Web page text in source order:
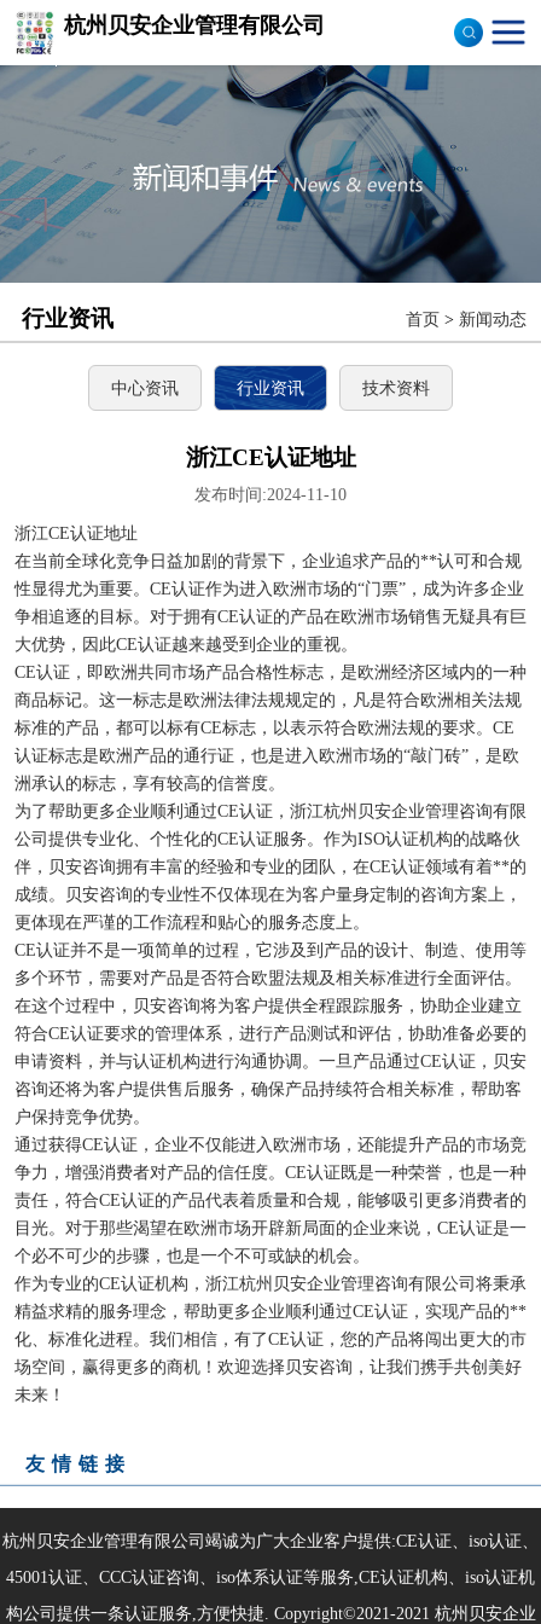
杭州贝安企业管理有限公司
行业资讯 首页 > 新闻动态
中心资讯 行业资讯 技术资料
浙江CE认证地址
发布时间:2024-11-10
浙江CE认证地址
在当前全球化竞争日益加剧的背景下，企业追求产品的**认可和合规
性显得尤为重要。CE认证作为进入欧洲市场的“门票”，成为许多企业
争相追逐的目标。对于拥有CE认证的产品在欧洲市场销售无疑具有巨
大优势，因此CE认证越来越受到企业的重视。
CE认证，即欧洲共同市场产品合格性标志，是欧洲经济区域内的一种
商品标记。这一标志是欧洲法律法规规定的，凡是符合欧洲相关法规
标准的产品，都可以标有CE标志，以表示符合欧洲法规的要求。CE
认证标志是欧洲产品的通行证，也是进入欧洲市场的“敲门砖”，是欧
洲承认的标志，享有较高的信誉度。
为了帮助更多企业顺利通过CE认证，浙江杭州贝安企业管理咨询有限
公司提供专业化、个性化的CE认证服务。作为ISO认证机构的战略伙
伴，贝安咨询拥有丰富的经验和专业的团队，在CE认证领域有着**的
成绩。贝安咨询的专业性不仅体现在为客户量身定制的咨询方案上，
更体现在严谨的工作流程和贴心的服务态度上。
CE认证并不是一项简单的过程，它涉及到产品的设计、制造、使用等
多个环节，需要对产品是否符合欧盟法规及相关标准进行全面评估。
在这个过程中，贝安咨询将为客户提供全程跟踪服务，协助企业建立
符合CE认证要求的管理体系，进行产品测试和评估，协助准备必要的
申请资料，并与认证机构进行沟通协调。一旦产品通过CE认证，贝安
咨询还将为客户提供售后服务，确保产品持续符合相关标准，帮助客
户保持竞争优势。
通过获得CE认证，企业不仅能进入欧洲市场，还能提升产品的市场竞
争力，增强消费者对产品的信任度。CE认证既是一种荣誉，也是一种
责任，符合CE认证的产品代表着质量和合规，能够吸引更多消费者的
目光。对于那些渴望在欧洲市场开辟新局面的企业来说，CE认证是一
个必不可少的步骤，也是一个不可或缺的机会。
作为专业的CE认证机构，浙江杭州贝安企业管理咨询有限公司将秉承
精益求精的服务理念，帮助更多企业顺利通过CE认证，实现产品的**
化、标准化进程。我们相信，有了CE认证，您的产品将闯出更大的市
场空间，赢得更多的商机！欢迎选择贝安咨询，让我们携手共创美好
未来！
友情链接
杭州贝安企业管理有限公司竭诚为广大企业客户提供:CE认证、iso认证、
45001认证、CCC认证咨询、iso体系认证等服务,CE认证机构、iso认证机
构公司提供一条认证服务,方便快捷. Copyright©2021-2021 杭州贝安企业
商品售后服务评价体系
认证
ISO9001认证
ISO14001认证
CCC认证
TS16949认证
CQC志愿产品认证